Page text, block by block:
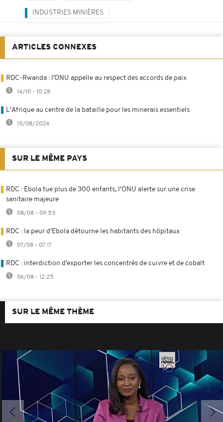
INDUSTRIES MINIÈRES
ARTICLES CONNEXES
RDC-Rwanda : l’ONU appelle au respect des accords de paix
14/10 - 10:28
L'Afrique au centre de la bataille pour les minerais essentiels
13/08/2024
SUR LE MÊME PAYS
RDC : Ebola tue plus de 300 enfants, l'ONU alerte sur une crise
sanitaire majeure
08/08 - 09:53
RDC : la peur d’Ebola détourne les habitants des hôpitaux
07/08 - 07:17
RDC : interdiction d’exporter les concentrés de cuivre et de cobalt
06/08 - 12:25
SUR LE MÊME THÈME